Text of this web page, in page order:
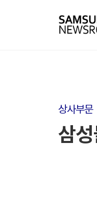
상사부문
삼